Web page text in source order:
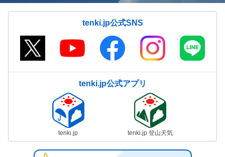
tenki.jp公式SNS
tenki.jp公式アプリ
tenki.jp tenki.jp 登山天気